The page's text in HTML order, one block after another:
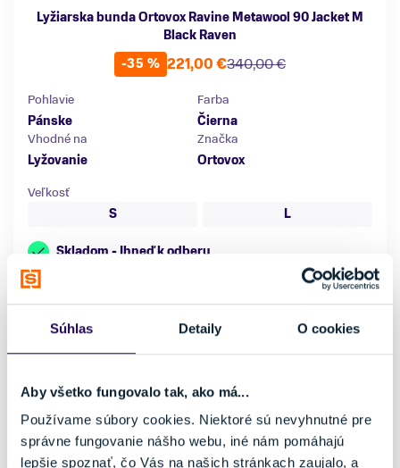
Súhlas Detaily O cookies
Aby všetko fungovalo tak, ako má...
Používame súbory cookies. Niektoré sú nevyhnutné pre
správne fungovanie nášho webu, iné nám pomáhajú
lepšie spoznať, čo Vás na našich stránkach zaujalo, a
Lyžiarska bunda Ortovox Ravine Metawool 90 Jacket M
Black Raven
-35 %
340,00 €
221,00 €
Pohlavie
Pánske
Farba
Čierna
Vhodné na
Lyžovanie
Značka
Ortovox
Veľkosť
S
L
Skladom - Ihneď k odberu